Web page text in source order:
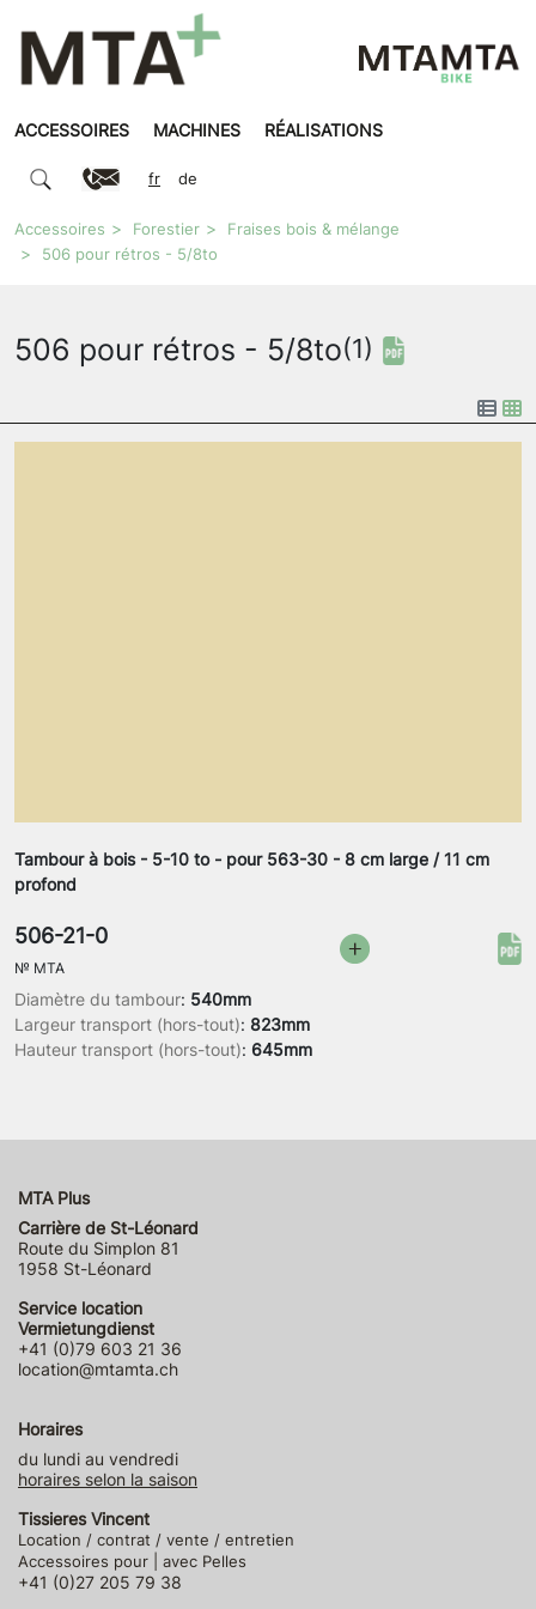
ACCESSOIRES MACHINES RÉALISATIONS
fr de
Accessoires Forestier
Fraises bois & mélange
506 pour rétros - 5/8to
506 pour rétros - 5/8to(1)
Tambour à bois - 5-10 to - pour 563-30 - 8 cm large / 11 cm
profond
Diamètre du tambour: 540mm
Largeur transport (hors-tout): 823mm
Hauteur transport (hors-tout): 645mm
506-21-0
№ MTA
MTA Plus
Carrière de St-Léonard
Route du Simplon 81
1958 St-Léonard
Service location
Vermietungdienst
+41 (0)79 603 21 36
location@mtamta.ch
Horaires
du lundi au vendredi
horaires selon la saison
Tissieres Vincent
Location / contrat / vente / entretien
Accessoires pour | avec Pelles
+41 (0)27 205 79 38